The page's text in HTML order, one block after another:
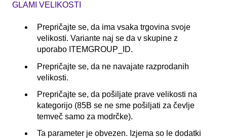
GLAMI VELIKOSTI
Prepričajte se, da ima vsaka trgovina svoje
velikosti. Variante naj se da v skupine z
uporabo ITEMGROUP_ID.
Prepričajte se, da ne navajate razprodanih
velikosti.
Prepričajte se, da pošiljate prave velikosti na
kategorijo (85B se ne sme pošiljati za čevlje
temveč samo za modrčke).
Ta parameter je obvezen. Izjema so le dodatki